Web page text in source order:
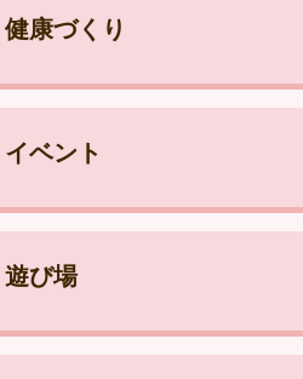
健康づくり
イベント
遊び場